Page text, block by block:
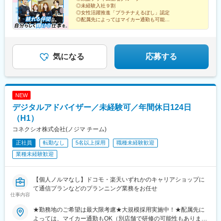
煙対策：屋内禁煙
駅、鷲宮駅、栗橋駅、加須駅、花崎駅、朝霞台駅、新座駅、上尾
駅、桶川駅、羽貫駅、蓮田駅、和光市駅、二和向台駅、千城台
駅、新鎌ケ谷駅、武蔵小山駅、長原駅(東京都)、大岡山駅、目黒
駅、とうきょうスカイツリー駅、平井駅(東京都)、駒込駅、白山駅
(東京都)、本郷三丁目駅、落合駅(東京都)、浜田山駅、千歳烏山
駅、成城学園前駅、経堂駅、上野広小路駅、外苑前駅、赤坂駅(東
駅、横浜駅、ナゴヤドーム前矢田駅、鶴舞駅、八事駅、杁ケ池公
園駅、上社駅、長久手古戦場駅、荒子駅、尾張一宮駅、開明駅、
国府宮駅、春日井駅(名鉄線)、愛環梅坪駅、三河高浜駅、安城駅、
愛知大学前駅、六名駅、牛久保駅、りんくう常滑駅、焼津駅、藤
枝駅、東静岡駅、古庄駅、遠州病院駅、沼津駅、本吉原駅、新静
岡駅、三島広小路駅、日本平駅、片浜駅、自動車学校前駅、富士
宮駅、烏江駅、大垣駅、美江寺駅、美濃太田駅、糸貫駅、鵜沼宿
志摩横山駅、五十鈴ケ丘駅、小松駅、大河端駅、宇野気駅、野々
市駅(ＩＲいしかわ鉄道線)、足羽山公園口駅、新富山口駅、稲荷町
府)、天満駅、西中島南方駅、野田阪神駅、天王寺駅前駅、ＪＲ総
持寺駅、住道駅、豊中駅、深江橋駅、寝屋川市駅、長尾駅(大阪
◎未経験入社９割
◎女性活躍推進「プラチナえるぼし」認定
◎配属先によってはマイカー通勤も可能
*☆『ヒトのぬくもりが、集う職場へ』☆*
気になる 応募する
NEW
デジタルアドバイザー／未経験可／年間休日124日
（H1）
コネクシオ株式会社(ノジマ チーム)
正社員 転勤なし 5名以上採用
職種未経験歓迎
業種未経験歓迎
仕事内容
【個人ノルマなし】ドコモ・楽天いずれかのキャリアショップに
て通信プランなどのプランニング業務をお任せ
★勤務地のご希望は最大限考慮★大規模採用実施中！★配属先に
よっては、マイカー通勤もOK（別店舗で研修の可能性もありま